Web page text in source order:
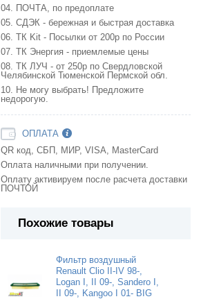
04. ПОЧТА, по предоплате
05. СДЭК - бережная и быстрая доставка
06. ТК Kit - Посылки от 200р по России
07. ТК Энергия - приемлемые цены
08. ТК ЛУЧ - от 250р по Свердловской
Челябинской Тюменской Пермской обл.
10. Не могу выбрать! Предложите
недорогую.
ОПЛАТА
QR код, СБП, МИР, VISA, MasterCard
Оплата наличными при получении.
Оплату активируем после расчета доставки
ПОЧТОЙ
Похожие товары
Фильтр воздушный
Renault Clio II-IV 98-,
Logan I, II 09-, Sandero I,
II 09-, Kangoo I 01- BIG